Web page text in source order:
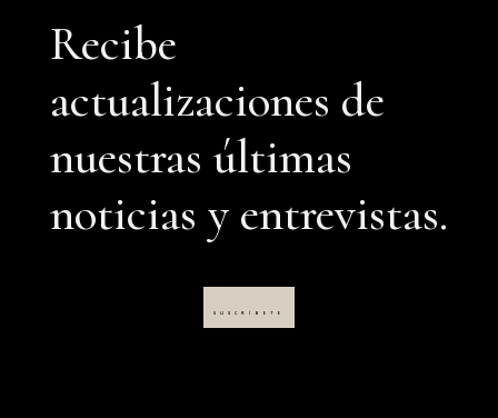
Recibe
actualizaciones de
nuestras últimas
noticias y entrevistas.
SUSCRÍBETE